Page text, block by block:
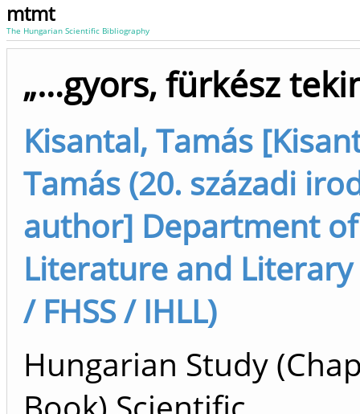
mtmt
The Hungarian Scientific Bibliography
„…gyors, fürkész
Kisantal, Tamás
Tamás (20. századi
author] Department
Literature and Literary
/ FHSS / IHLL)
Hungarian Study